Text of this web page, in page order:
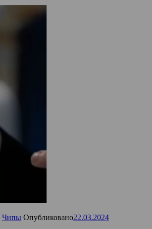
Чипы Опубликовано22.03.2024